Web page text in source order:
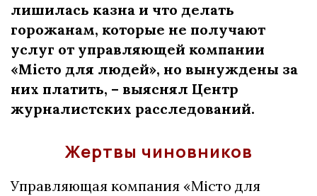
лишилась казна и что делать
горожанам, которые не получают
услуг от управляющей компании
«Місто для людей», но вынуждены за
них платить, – выяснял Центр
журналистских расследований.
Жертвы чиновников
Управляющая компания «Місто для